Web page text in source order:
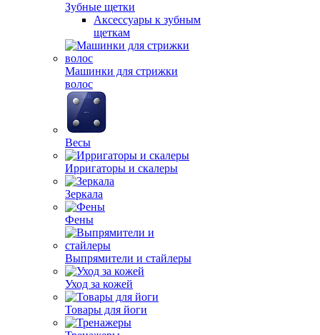
Зубные щетки
Аксессуары к зубным
щеткам
Машинки для стрижки
волос
Весы
Ирригаторы и скалеры
Зеркала
Фены
Выпрямители и стайлеры
Уход за кожей
Товары для йоги